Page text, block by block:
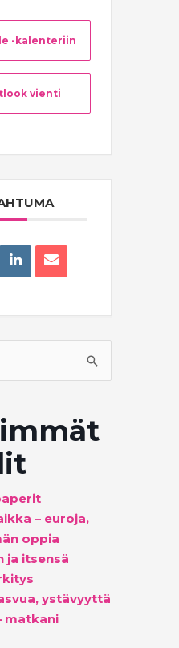
-kalenteriin
vienti
– euroja,
oppia
ja itsensä
ystävyyttä
matkani